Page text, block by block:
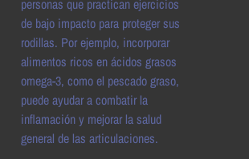
personas que practican ejercicios
de bajo impacto para proteger sus
rodillas. Por ejemplo, incorporar
alimentos ricos en ácidos grasos
omega-3, como el pescado graso,
puede ayudar a combatir la
inflamación y mejorar la salud
general de las articulaciones.